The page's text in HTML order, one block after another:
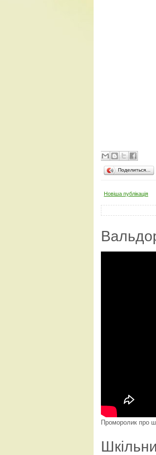
Поделиться…
Новіша публікація
Проморолик про